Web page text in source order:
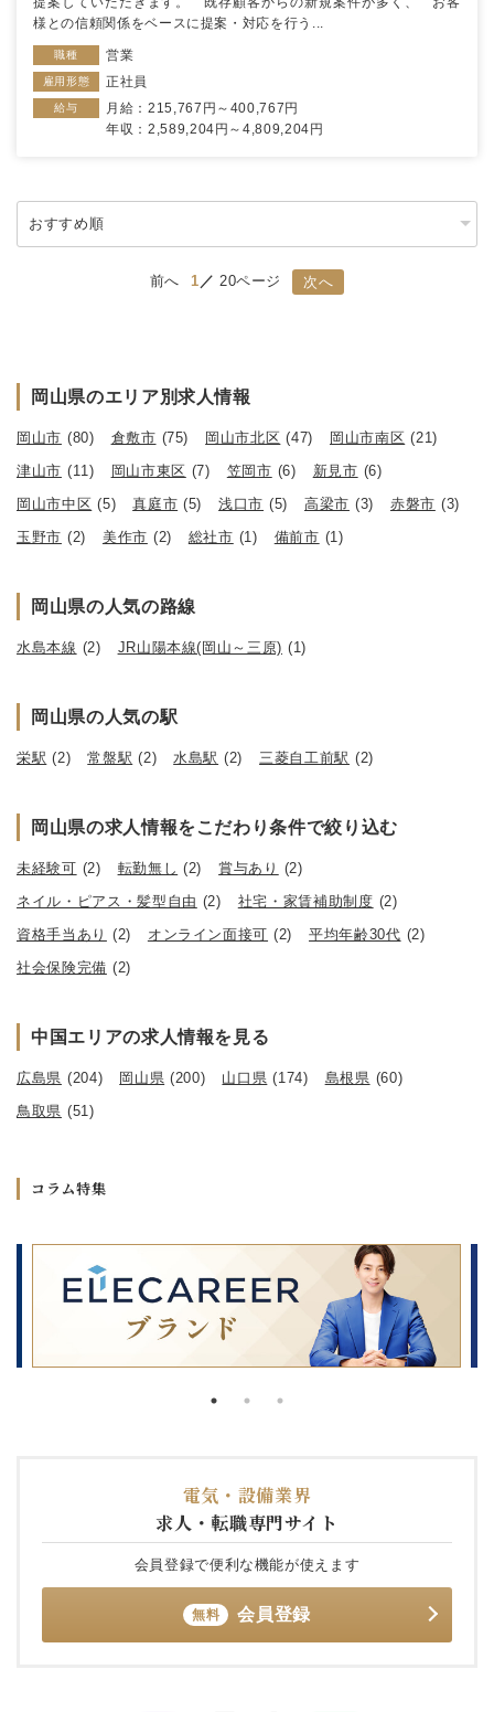
様との信頼関係をベースに提案・対応を行う...
職種 営業
雇用形態 正社員
給与
月給：215,767円～400,767円
年収：2,589,204円～4,809,204円
前へ 1 20ページ 次へ
岡山県のエリア別求人情報
岡山市 (80) 倉敷市 (75) 岡山市北区 (47) 岡山市南区 (21)
津山市 (11) 岡山市東区 (7) 笠岡市 (6) 新見市 (6)
岡山市中区 (5) 真庭市 (5) 浅口市 (5) 高梁市 (3) 赤磐市 (3)
玉野市 (2) 美作市 (2) 総社市 (1) 備前市 (1)
岡山県の人気の路線
水島本線 (2) JR山陽本線(岡山～三原) (1)
岡山県の人気の駅
栄駅 (2) 常盤駅 (2) 水島駅 (2) 三菱自工前駅 (2)
岡山県の求人情報をこだわり条件で絞り込む
未経験可 (2) 転勤無し (2) 賞与あり (2)
ネイル・ピアス・髪型自由 (2) 社宅・家賃補助制度 (2)
資格手当あり (2) オンライン面接可 (2) 平均年齢30代 (2)
社会保険完備 (2)
中国エリアの求人情報を見る
広島県 (204) 岡山県 (200) 山口県 (174) 島根県 (60)
鳥取県 (51)
コラム特集
電気・設備業界
求人・転職専門サイト
会員登録で便利な機能が使えます
無料 会員登録